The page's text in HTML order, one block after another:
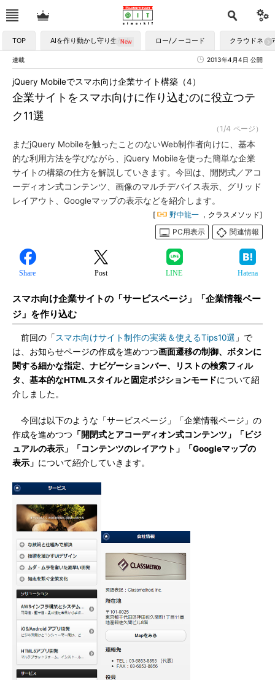
TOP AIを作り動かし守り生かす ロー/ノーコード クラウドネイ
連載 2013年4月4日 公開
企業サイトをスマホ向けに作り込むのに役立つテ
ク11選
jQuery Mobileでスマホ向け企業サイト構築（4）
（1/4 ページ）
まだjQuery Mobileを触ったことのないWeb制作者向けに、基本
的な利用方法を学びながら、jQuery Mobileを使った簡単な企業
サイトの構築の仕方を解説していきます。今回は、開閉式／アコ
ーディオン式コンテンツ、画像のマルチデバイス表示、グリッド
レイアウト、Googleマップの表示などを紹介します。
[ 野中龍一 ，クラスメソッド]
PC用表示
関連情報
Share Post LINE Hatena
スマホ向け企業サイトの「サービスページ」「企業情報ペー
ジ」を作り込む
前回の「 スマホ向けサイト制作の実装＆使えるTips10選 」で
は、お知らせページの作成を進めつつ画面遷移の制御、ボタンに
関する細かな指定、ナビゲーションバー、リストの検索フィル
タ、基本的なHTMLスタイルと固定ポジションモードについて紹
介しました。
今回は以下のような「サービスページ」「企業情報ページ」の
作成を進めつつ 「開閉式とアコーディオン式コンテンツ」「ビジ
ュアルの表示」「コンテンツのレイアウト」「Googleマップの
表示」 について紹介していきます。